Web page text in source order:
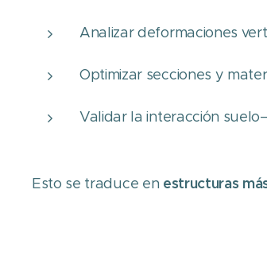
Analizar deformaciones
Optimizar secciones y
Validar la interacción
Esto se traduce en estructuras